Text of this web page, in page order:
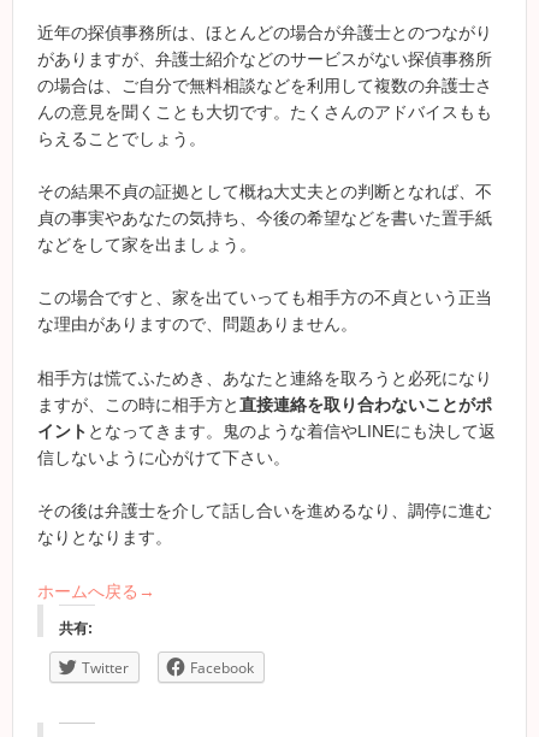
近年の探偵事務所は、ほとんどの場合が弁護士とのつながり
がありますが、弁護士紹介などのサービスがない探偵事務所
の場合は、ご自分で無料相談などを利用して複数の弁護士さ
んの意見を聞くことも大切です。たくさんのアドバイスもも
らえることでしょう。
その結果不貞の証拠として概ね大丈夫との判断となれば、不
貞の事実やあなたの気持ち、今後の希望などを書いた置手紙
などをして家を出ましょう。
この場合ですと、家を出ていっても相手方の不貞という正当
な理由がありますので、問題ありません。
相手方は慌てふためき、あなたと連絡を取ろうと必死になり
ますが、この時に相手方と直接連絡を取り合わないことがポ
イント となってきます。鬼のような着信やLINEにも決して返
信しないように心がけて下さい。
その後は弁護士を介して話し合いを進めるなり、調停に進む
なりとなります。
ホームへ戻る→
共有:
Twitter Facebook